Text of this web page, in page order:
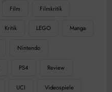
Film Filmkritik
Kritik LEGO Manga
Nintendo
PS4 Review
UCI Videospiele